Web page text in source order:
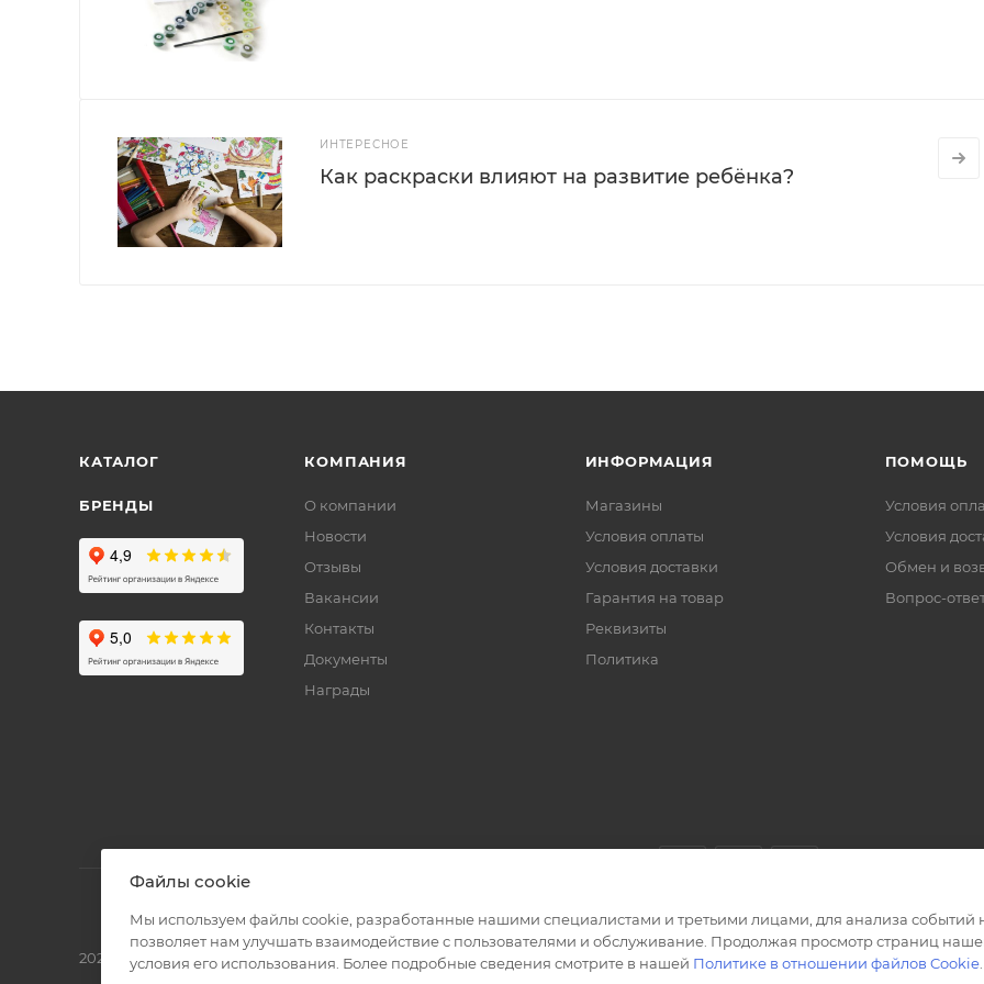
ИНТЕРЕСНОЕ
Как раскраски влияют на развитие ребёнка?
КАТАЛОГ
БРЕНДЫ
КОМПАНИЯ
О компании
Новости
Отзывы
Вакансии
Контакты
Документы
Награды
ИНФОРМАЦИЯ
Магазины
Условия оплаты
Условия доставки
Гарантия на товар
Реквизиты
Политика
ПОМОЩЬ
Условия
Условия
Обмен и
Вопрос-
2026 © Полиграф кит - интернет-магазин
Файлы cookie
Мы используем файлы cookie, разработанные нашими специалистами и третьими лицами, для анализа событий
позволяет нам улучшать взаимодействие с пользователями и обслуживание. Продолжая просмотр страниц
условия его использования. Более подробные сведения смотрите в нашей Политике в отношении файлов Cookie